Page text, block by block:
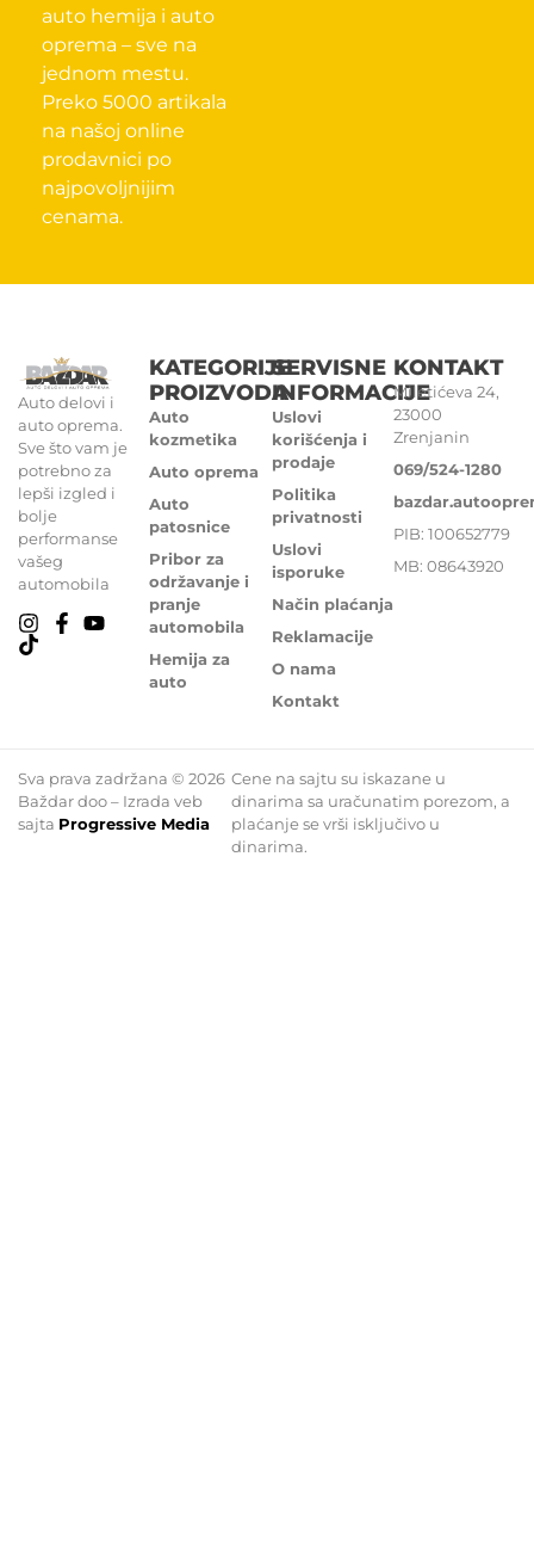
auto hemija i auto
oprema – sve na
jednom mestu.
Preko 5000 artikala
na našoj online
prodavnici po
najpovoljnijim
cenama.
Auto delovi i
auto oprema.
Sve što vam je
potrebno za
lepši izgled i
bolje
performanse
vašeg
automobila
KATEGORIJE
PROIZVODA
Auto
kozmetika
Auto oprema
Auto
patosnice
Pribor za
održavanje i
pranje
automobila
Hemija za
auto
SERVISNE
INFORMACIJE
Uslovi
korišćenja i
prodaje
Politika
privatnosti
Uslovi
isporuke
Način plaćanja
Reklamacije
O nama
Kontakt
KONTAKT
Miletićeva 24,
23000
Zrenjanin
069/524-1280
PIB: 100652779
MB: 08643920
Sva prava zadržana © 2026
Baždar doo – Izrada veb
sajta Progressive Media
Cene na sajtu su iskazane u
dinarima sa uračunatim porezom, a
plaćanje se vrši isključivo u
dinarima.